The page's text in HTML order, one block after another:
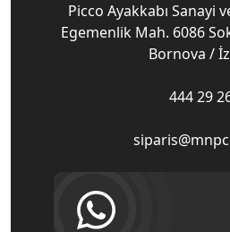
Picco Ayakkabı Sanayi
Egemenlik Mah. 6086
Bornova /
444 29